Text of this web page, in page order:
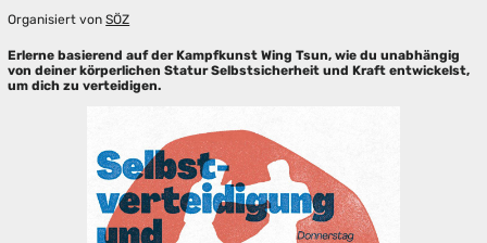
Organisiert vonSÖZ
Erlerne basierend auf der Kampfkunst Wing Tsun, wie du unabhängig
von deiner körperlichen Statur Selbstsicherheit und Kraft entwickelst,
um dich zu verteidigen.